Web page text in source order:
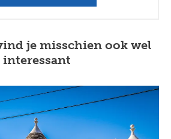
je misschien ook wel
interessant